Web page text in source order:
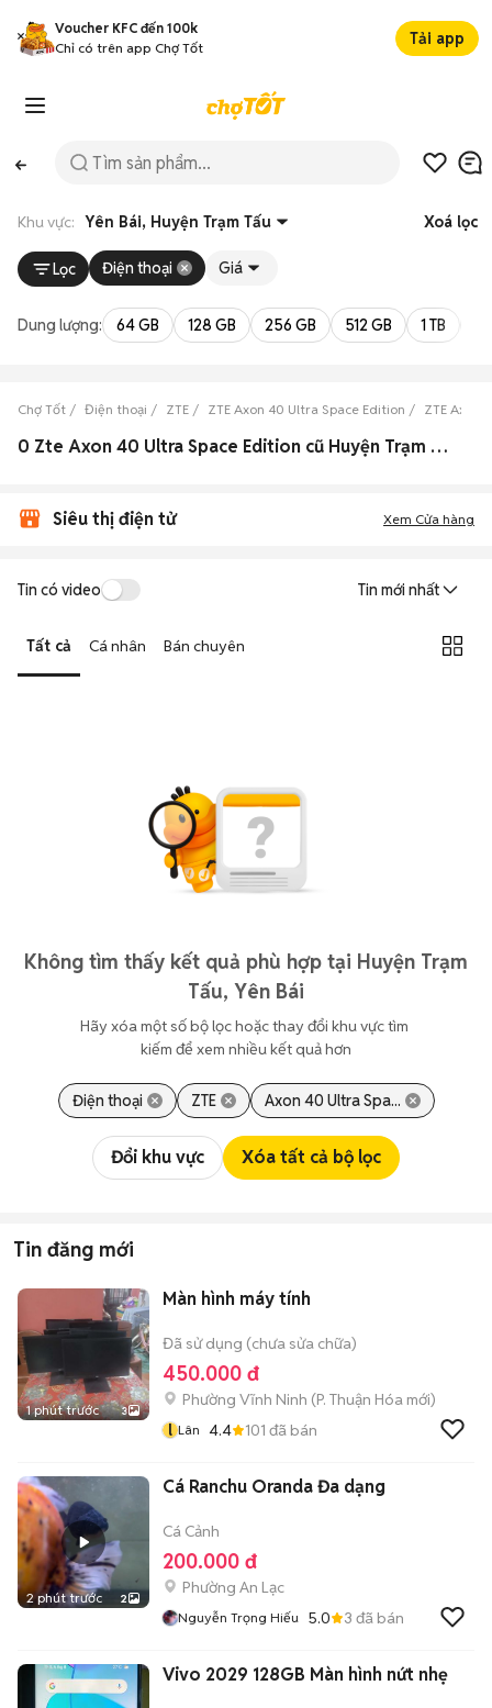
Voucher KFC đến 100k
Chỉ có trên app Chợ Tốt
Tải app
Khu vực: Yên Bái, Huyện Trạm Tấu Xoá lọc
Lọc Điện thoại Giá
Dung lượng: 64 GB 128 GB 256 GB 512 GB 1 TB
Chợ Tốt Điện thoại ZTE ZTE Axon 40 Ultra Space Edition ZTE Axon
0 Zte Axon 40 Ultra Space Edition cũ Huyện Trạm Tấu, Yên Bái đẹp
Siêu thị điện tử Xem Cửa hàng
Tin có video Tin mới nhất
Tất cả Cá nhân Bán chuyên
Không tìm thấy kết quả phù hợp tại Huyện Trạm
Tấu, Yên Bái
Hãy xóa một số bộ lọc hoặc thay đổi khu vực tìm
kiếm để xem nhiều kết quả hơn
Điện thoại ZTE Axon 40 Ultra Spa...
Đổi khu vực Xóa tất cả bộ lọc
Tin đăng mới
1 phút trước 3
Màn hình máy tính
Đã sử dụng (chưa sửa chữa)
450.000 đ
Phường Vĩnh Ninh (P. Thuận Hóa mới)
l Lân 4.4 101 đã bán
2 phút trước 2
Cá Ranchu Oranda Đa dạng
Cá Cảnh
200.000 đ
Phường An Lạc
Nguyễn Trọng Hiếu 5.0 3 đã bán
Vivo 2029 128GB Màn hình nứt nhẹ